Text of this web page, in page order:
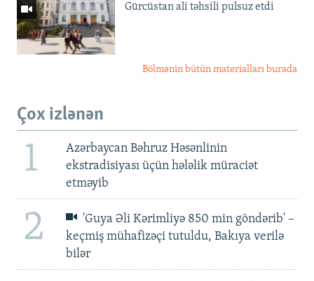
Gürcüstan ali təhsili pulsuz etdi
Bölmənin bütün materialları burada
Çox izlənən
1
Azərbaycan Bəhruz Həsənlinin
ekstradisiyası üçün hələlik müraciət
etməyib
2
'Guya Əli Kərimliyə 850 min göndərib' –
keçmiş mühafizəçi tutuldu, Bakıya verilə
bilər